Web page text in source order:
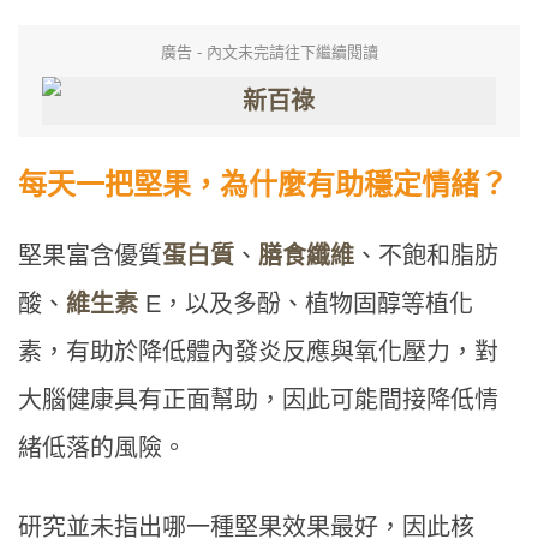
廣告 - 內文未完請往下繼續閱讀
每天一把堅果，為什麼有助穩定情緒？
堅果富含優質蛋白質 、 膳食纖維 、不飽和脂肪
酸、 維生素 E，以及多酚、植物固醇等植化
素，有助於降低體內發炎反應與氧化壓力，對
大腦健康具有正面幫助，因此可能間接降低情
緒低落的風險。
研究並未指出哪一種堅果效果最好，因此核